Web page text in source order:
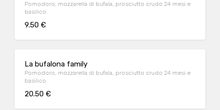
Pomodoro, mozzarella di bufala, prosciutto crudo 24 mesi e
basilico
9.50 €
La bufalona family
Pomodoro, mozzarella di bufala, prosciutto crudo 24 mesi e
basilico
20.50 €